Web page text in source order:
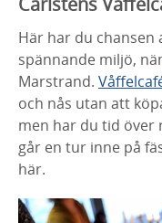
Här har du chansen
spännande miljö,
Marstrand.
och nås utan att
men har du tid över
går en tur inne på
här.